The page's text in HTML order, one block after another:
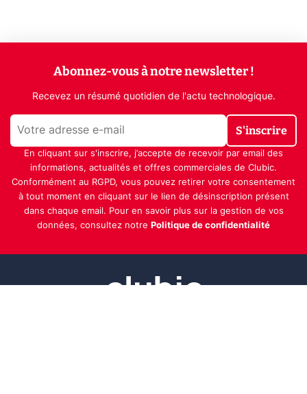
Abonnez-vous à notre newsletter !
Recevez un résumé quotidien de l'actu technologique.
S'inscrire
En cliquant sur s'inscrire, j’accepte de recevoir par email des
informations, actualités et offres commerciales de Clubic.
Conformément au RGPD, vous pouvez retirer votre consentement
à tout moment en cliquant sur le lien de désinscription présent
dans chaque email. Pour en savoir plus sur la gestion de vos
données, consultez notre Politique de confidentialité